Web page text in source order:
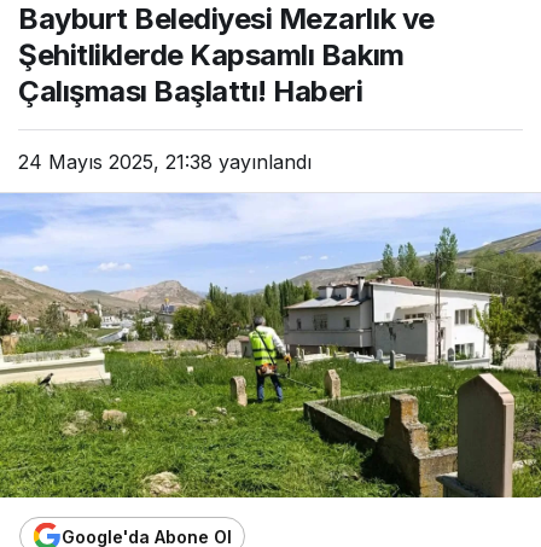
Bayburt Belediyesi Mezarlık ve
Şehitliklerde Kapsamlı Bakım
Çalışması Başlattı! Haberi
24 Mayıs 2025, 21:38 yayınlandı
Google'da Abone Ol